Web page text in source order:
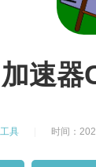
加速器
工具 时间：